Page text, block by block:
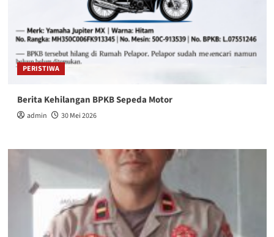
PERISTIWA
Berita Kehilangan BPKB Sepeda Motor
admin 30 Mei 2026